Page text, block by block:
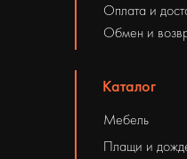
Оплата и
Обмен и
Каталог
Плащи и
Мебель